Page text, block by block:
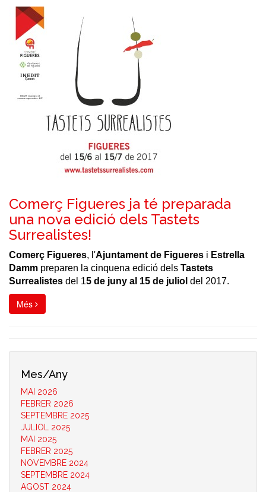
Comerç Figueres ja té preparada
una nova edició dels Tastets
Surrealistes!
Comerç Figueres, l'Ajuntament de Figueres i Estrella
Damm preparen la cinquena edició dels Tastets
Surrealistes del 15 de juny al 15 de juliol del 2017.
Més
Mes/Any
MAI 2026
FEBRER 2026
SEPTEMBRE 2025
JULIOL 2025
MAI 2025
FEBRER 2025
NOVEMBRE 2024
SEPTEMBRE 2024
AGOST 2024